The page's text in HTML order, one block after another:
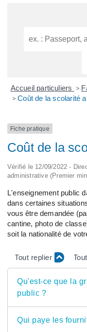
Accueil particuliers >
> Coût de la scolarité
Fiche pratique
Coût de la
Vérifié le 12/09/2022 -
administrative (Premier
L'enseignement public
dans certaines
vous être demandée
cantine, photo de
soit la nationalité de
Tout replier
Qu'est-ce que la
public ?
Qui paye les